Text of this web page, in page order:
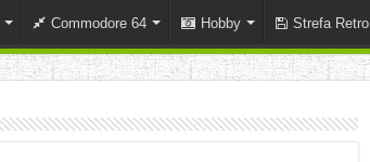
Commodore 64 Hobby Strefa Retro